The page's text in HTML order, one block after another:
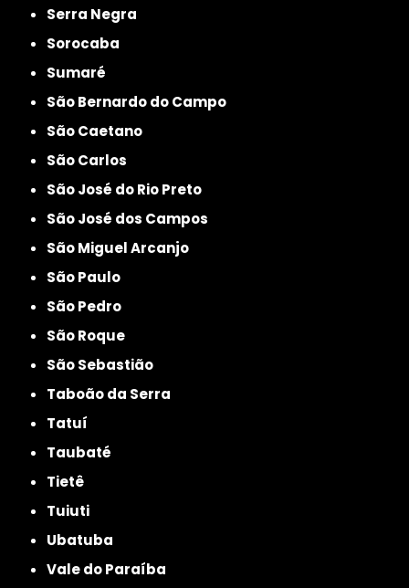
Serra Negra
Sorocaba
Sumaré
São Bernardo do Campo
São Caetano
São Carlos
São José do Rio Preto
São José dos Campos
São Miguel Arcanjo
São Paulo
São Pedro
São Roque
São Sebastião
Taboão da Serra
Tatuí
Taubaté
Tietê
Tuiuti
Ubatuba
Vale do Paraíba